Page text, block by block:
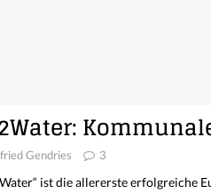
Gendries 3
ist die allererste erfolgreiche